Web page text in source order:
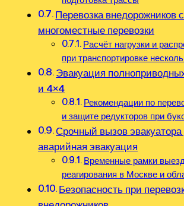
Перевозка внедорожников
многоместные перевозки
Расчёт нагрузки и
при транспортировке
Эвакуация
и 4×4
Рекомендации по
и защите редукторов при
Срочный вызов эвакуатора
аварийная эвакуация
Временные рамки
реагирования в Москве и
Безопасность при